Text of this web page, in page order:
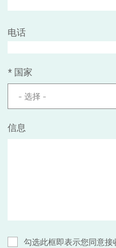
电话
* 国家
- 选择 -
信息
勾选此框即表示您同意